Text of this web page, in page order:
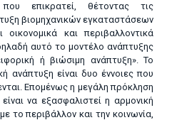
επικρατεί, θέτοντας τις
βιομηχανικών εγκαταστάσεων
και περιβαλλοντικά
αυτό το μοντέλο ανάπτυξης
ή βιώσιμη ανάπτυξη». Το
ανάπτυξη είναι δυο έννοιες που
Επομένως η μεγάλη πρόκληση
να εξασφαλιστεί η αρμονική
το περιβάλλον και την κοινωνία,